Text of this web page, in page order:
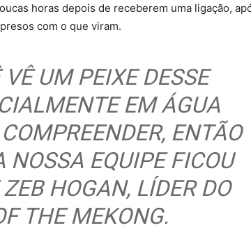
horas depois de receberem uma ligação,
com o que viram.
VÊ UM PEIXE DESSE
EM ÁGUA
ENTÃO
NOSSA EQUIPE FICOU
HOGAN, LÍDER DO
THE MEKONG.